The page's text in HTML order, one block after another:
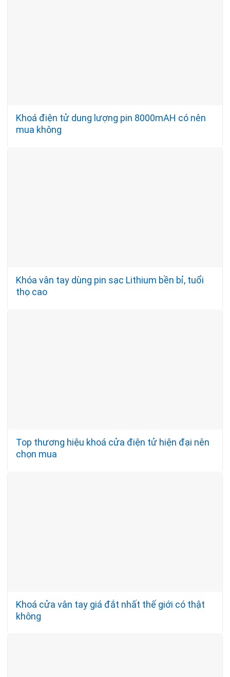
Khoá điện tử dung lượng pin 8000mAH có nên
mua không
Khóa vân tay dùng pin sạc Lithium bền bỉ, tuổi
thọ cao
Top thương hiệu khoá cửa điện tử hiện đại nên
chọn mua
Khoá cửa vân tay giá đắt nhất thế giới có thật
không